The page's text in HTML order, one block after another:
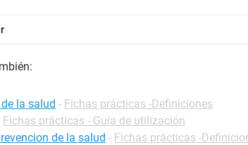
la salud - Fichas prácticas -Definiciones
Fichas prácticas - Guía de utilización
de la salud - Fichas prácticas -